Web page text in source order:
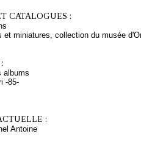
CATALOGUES :
et miniatures, collection du musée
albums
-85-
:
Antoine